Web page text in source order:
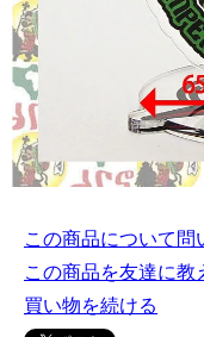
この商品について問
この商品を友達に教
買い物を続ける